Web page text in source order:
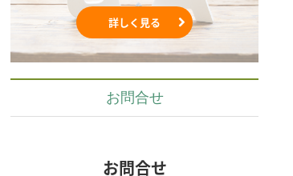
詳しく見る
お問合せ
お問合せ